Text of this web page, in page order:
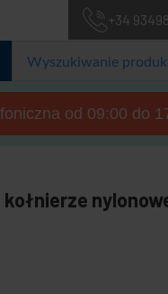
+34
od 09:00 do